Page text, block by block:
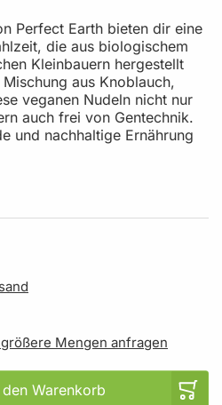
Perfect Earth bieten dir eine
die aus biologischem
Kleinbauern hergestellt
aus Knoblauch,
veganen Nudeln nicht nur
auch frei von Gentechnik.
und nachhaltige Ernährung
Mengen anfragen
den Warenkorb